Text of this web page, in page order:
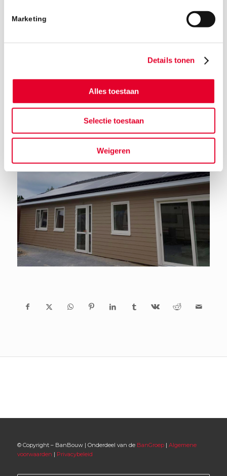
Marketing
Details tonen
Alles toestaan
Selectie toestaan
Weigeren
© Copyright – BanBouw | Onderdeel van de BanGroep| Algemene
voorwaarden | Privacybeleid